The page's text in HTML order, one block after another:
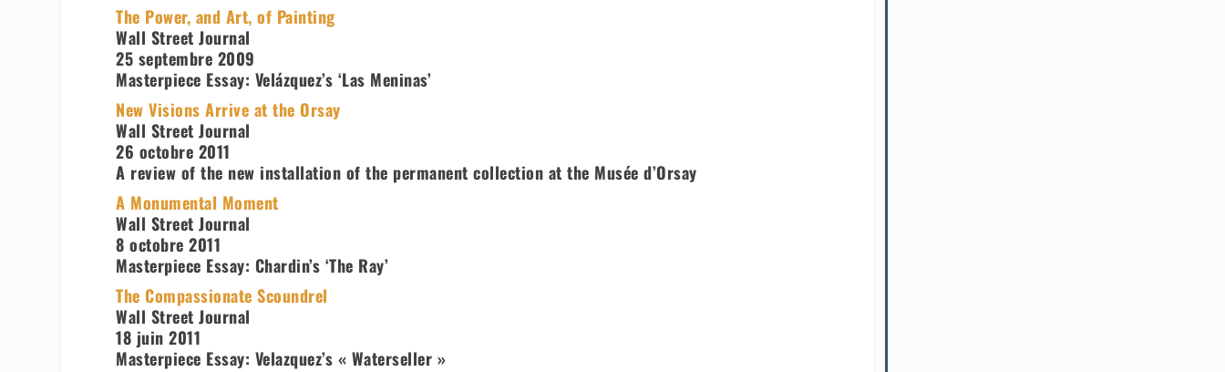
The Power, and Art, of Painting
Wall Street Journal
25 septembre 2009
Masterpiece Essay: Velázquez’s ‘Las Meninas’
New Visions Arrive at the Orsay
Wall Street Journal
26 octobre 2011
A review of the new installation of the permanent collection at the Musée d’Orsay
A Monumental Moment
Wall Street Journal
8 octobre 2011
Masterpiece Essay: Chardin’s ‘The Ray’
The Compassionate Scoundrel
Wall Street Journal
18 juin 2011
Masterpiece Essay: Velazquez’s « Waterseller »